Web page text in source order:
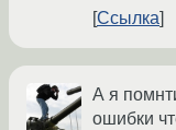
Ссылка
А я
ошибки